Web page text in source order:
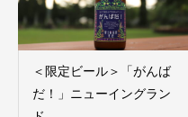
＜限定ビール＞「がんば
だ！」ニューイングラン